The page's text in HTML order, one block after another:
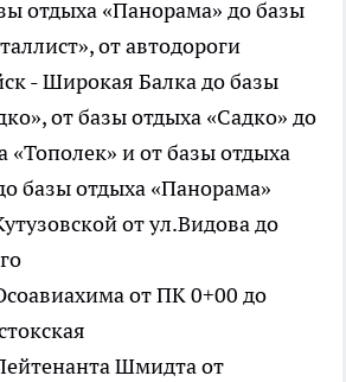
отдыха «Панорама» до базы
от автодороги
- Широкая Балка до базы
от базы отдыха «Садко» до
«Тополек» и от базы отдыха
базы отдыха «Панорама»
от ул.Видова до
от ПК 0+00 до
Шмидта от